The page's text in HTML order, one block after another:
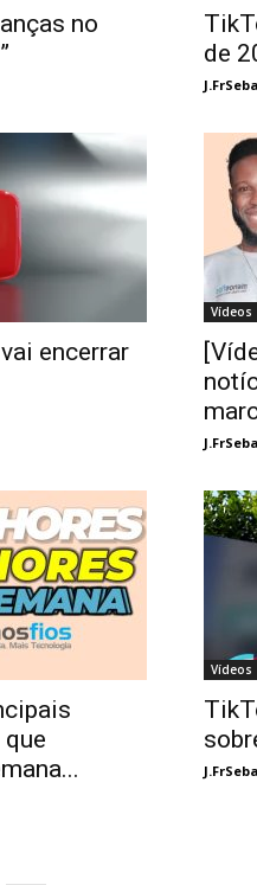
no
de
encerrar
Vídeos
Vídeos